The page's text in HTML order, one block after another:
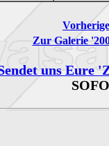
Zur Galerie
uns Eure